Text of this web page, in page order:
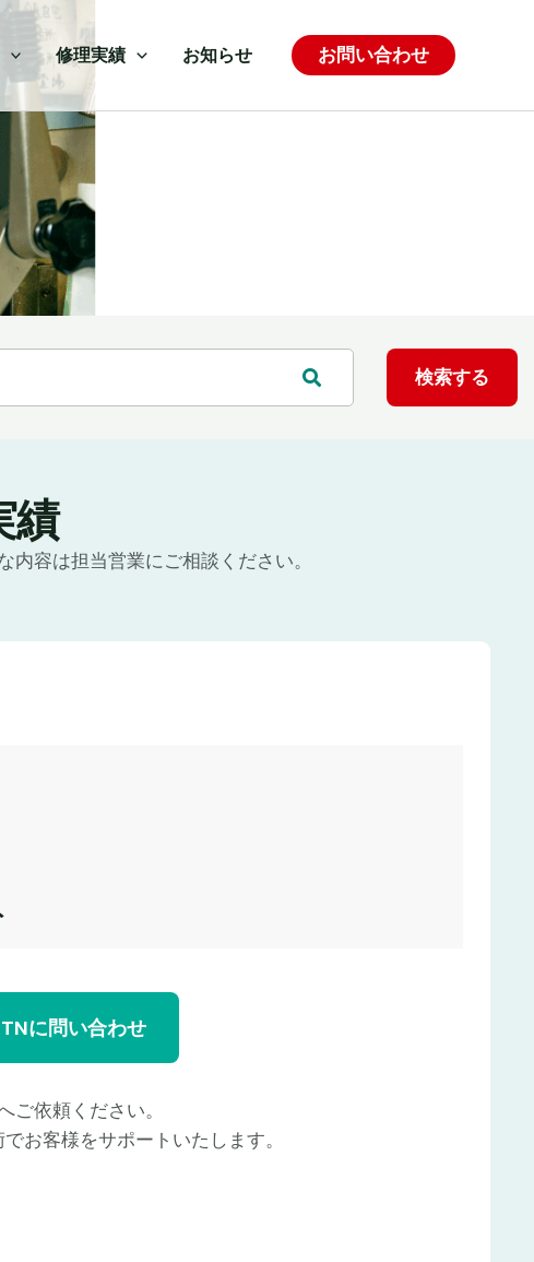
修理実績 お知らせ お問い合わせ
績
容は担当営業にご相談ください。
に問い合わせ
ご依頼ください。
お客様をサポートいたします。